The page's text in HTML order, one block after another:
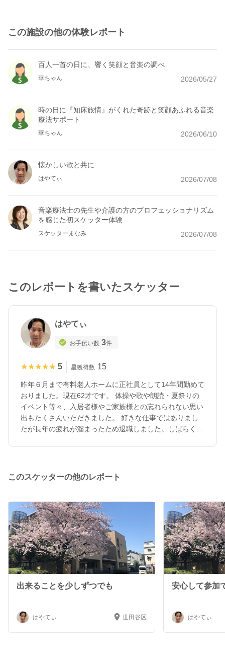
この施設の他の体験レポート
百人一首の日に、響く笑顔と音楽の調べ
華ちゃん 2026/05/27
時の日に『知床旅情』がくれた奇跡と笑顔あふれる音楽
療法サポート
華ちゃん 2026/06/10
懐かしい歌と共に
はやてぃ 2026/07/08
音楽療法士の先生や介護の方のプロフェッショナリズム
を感じた初スケッター体験
スケッターまなみ 2026/07/08
このレポートを書いたスケッター
はやてぃ
お手伝い数 3件
★★★★★
★★★★★ 5 星獲得数 15
昨年６月まで有料老人ホームに正社員として14年間勤めて
おりました。現在62才です。 体操や歌や朗読・夏祭りの
イベント等々、入居者様やご家族様との忘れられない思い
出もたくさんいただきました。 好きな仕事ではありまし
たが長年の疲れが溜まったため退職しました。しばらく休
ら少しずつ皆様と接していきたいです。 その後は、座っ
このスケッターの他のレポート
出来ることを少しずつでも
はやてぃ 世田谷区
安心して参加
はやてぃ